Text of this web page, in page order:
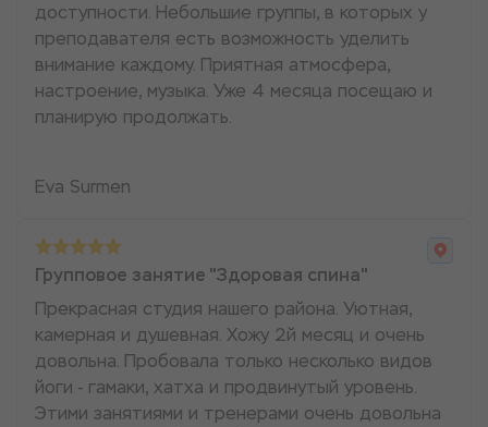
доступности. Небольшие группы, в которых у
преподавателя есть возможность уделить
внимание каждому. Приятная атмосфера,
настроение, музыка. Уже 4 месяца посещаю и
планирую продолжать.
Eva Surmen
Групповое занятие "Здоровая спина"
Прекрасная студия нашего района. Уютная,
камерная и душевная. Хожу 2й месяц и очень
довольна. Пробовала только несколько видов
йоги - гамаки, хатха и продвинутый уровень.
Этими занятиями и тренерами очень довольна